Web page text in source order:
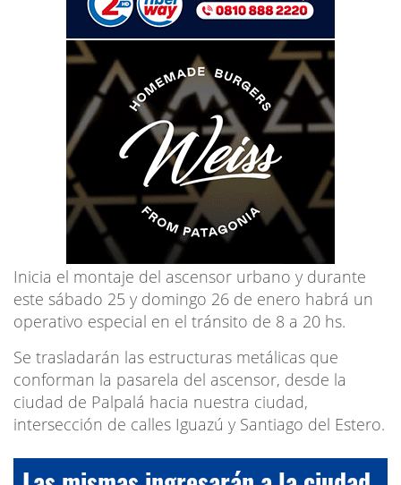
Inicia el montaje del ascensor urbano y durante
este sábado 25 y domingo 26 de enero habrá un
operativo especial en el tránsito de 8 a 20 hs.
Se trasladarán las estructuras metálicas que
conforman la pasarela del ascensor, desde la
ciudad de Palpalá hacia nuestra ciudad,
intersección de calles Iguazú y Santiago del Estero.